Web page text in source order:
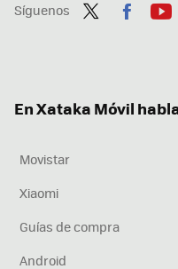
Síguenos
En Xataka Móvil
Movistar
Xiaomi
Guías de compra
Android